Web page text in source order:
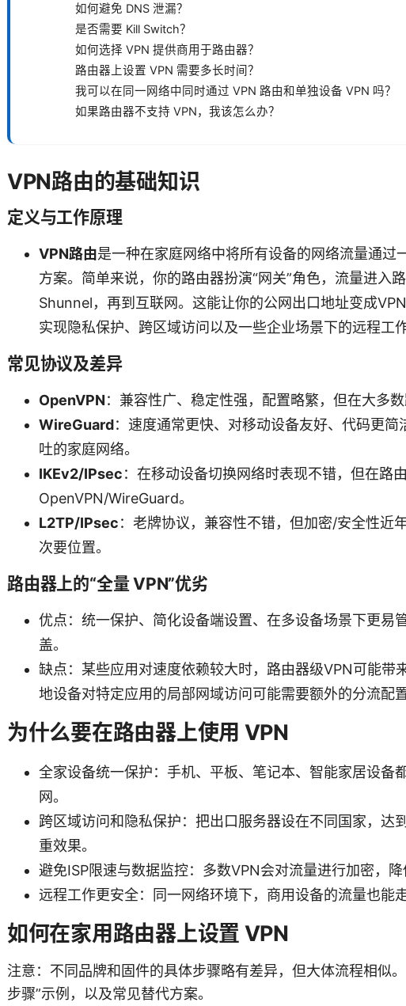
如何避免 DNS 泄漏？
是否需要 Kill Switch？
如何选择 VPN 提供商用于路由器？
路由器上设置 VPN 需要多长时间？
我可以在同一网络中同时通过 VPN 路由和单独设备 VPN 吗？
如果路由器不支持 VPN，我该怎么办？
VPN路由的基础知识
定义与工作原理
VPN路由是一种在家庭网络中将所有设备的网络流量通过
方案。简单来说，你的路由器扮演“网关”角色，流量进入
Shunnel，再到互联网。这能让你的公网出口地址变成
实现隐私保护、跨区域访问以及一些企业场景下的远程工作
常见协议及差异
OpenVPN：兼容性广、稳定性强，配置略繁，但在大多
WireGuard：速度通常更快、对移动设备友好、代码更
吐的家庭网络。
IKEv2/IPsec：在移动设备切换网络时表现不错，但在路
OpenVPN/WireGuard。
L2TP/IPsec：老牌协议，兼容性不错，但加密/安全性近
次要位置。
路由器上的“全量 VPN”优劣
优点：统一保护、简化设备端设置、在多设备场景下更易
盖。
缺点：某些应用对速度依赖较大时，路由器级VPN可能带
地设备对特定应用的局部网域访问可能需要额外的分流配
为什么要在路由器上使用 VPN
全家设备统一保护：手机、平板、笔记本、智能家居设备
网。
跨区域访问和隐私保护：把出口服务器设在不同国家，达
重效果。
避免ISP限速与数据监控：多数VPN会对流量进行加密，降
远程工作更安全：同一网络环境下，商用设备的流量也能
如何在家用路由器上设置 VPN
注意：不同品牌和固件的具体步骤略有差异，但大体流程相似
步骤”示例，以及常见替代方案。